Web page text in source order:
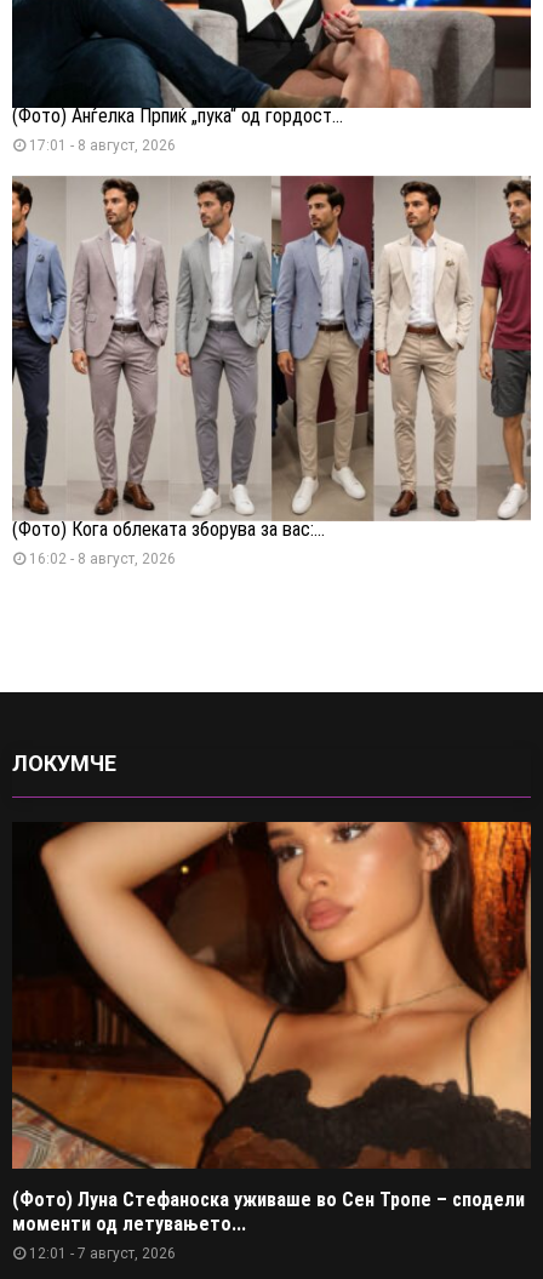
(Фото) Анѓелка Прпиќ „пука“ од гордост...
17:01 - 8 август, 2026
(Фото) Кога облеката зборува за вас:...
16:02 - 8 август, 2026
ЛОКУМЧЕ
(Фото) Луна Стефаноска уживаше во Сен Тропе – сподели
моменти од летувањето...
12:01 - 7 август, 2026